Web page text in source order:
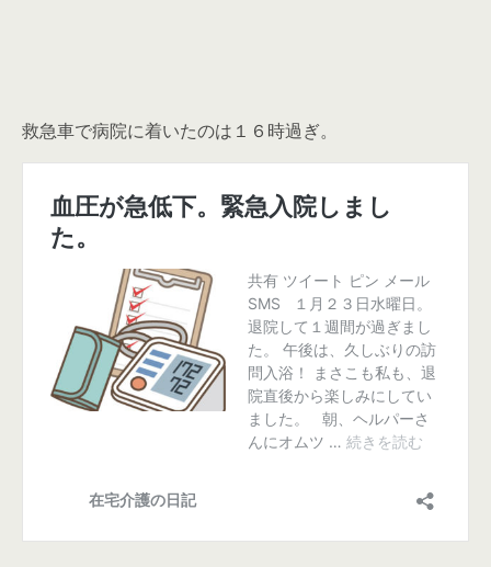
救急車で病院に着いたのは１６時過ぎ。